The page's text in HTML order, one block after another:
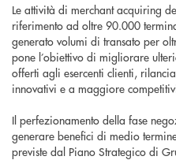
Le attività di merchant acquiring
riferimento ad oltre 90.000
generato volumi di transato per
pone l’obiettivo di migliorare
offerti agli esercenti clienti,
innovativi e a maggiore
Il perfezionamento della fase
generare benefici di medio
previste dal Piano Strategico di